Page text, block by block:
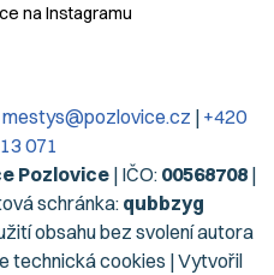
na Instagramu
mestys@pozlovice.cz | +420
071
Pozlovice| IČO: 00568708|
schránka: qubbzyg
obsahu bez svolení autora
technická cookies | Vytvořil